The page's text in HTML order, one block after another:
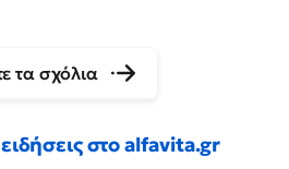
τα σχόλια
στο alfavita.gr